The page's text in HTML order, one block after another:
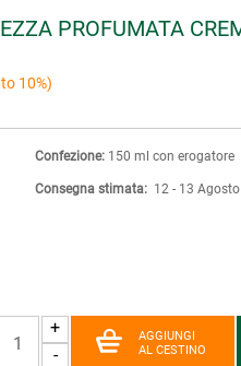
PROFUMATA
10%)
Confezione: 150 ml con erogatore
Consegna stimata: 12 - 13 Agosto
+
-
AGGIUNGI
AL CESTINO